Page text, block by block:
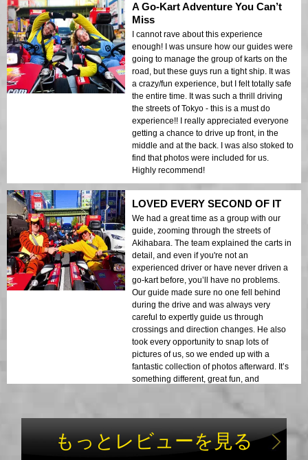
A Go-Kart Adventure You Can’t
Miss
I cannot rave about this experience
enough! I was unsure how our guides were
going to manage the group of karts on the
road, but these guys run a tight ship. It was
a crazy/fun experience, but I felt totally safe
the entire time. It was such a thrill driving
the streets of Tokyo - this is a must do
experience!! I really appreciated everyone
getting a chance to drive up front, in the
middle and at the back. I was also stoked to
find that photos were included for us.
Highly recommend!
LOVED EVERY SECOND OF IT
We had a great time as a group with our
guide, zooming through the streets of
Akihabara. The team explained the carts in
detail, and even if you're not an
experienced driver or have never driven a
go-kart before, you’ll have no problems.
Our guide made sure no one fell behind
during the drive and was always very
careful to expertly guide us through
crossings and direction changes. He also
took every opportunity to snap lots of
pictures of us, so we ended up with a
fantastic collection of photos afterward. It’s
something different, great fun, and
もっとレビューを見る